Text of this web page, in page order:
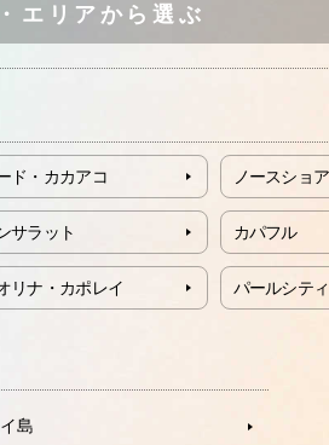
エリアから選ぶ
ド・カカアコ ノースショ
サラット カパフル
リナ・カポレイ パールシテ
島